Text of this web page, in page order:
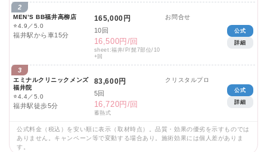
2
MEN’S BB福井高柳店
⭐4.9／5.0
福井駅から車15分
165,000円
10回
16,500円/回
sheet:福井/P/髭7部位/10
+回
お問合せ
公式
詳細
3
エミナルクリニックメンズ
福井院
⭐4.4／5.0
福井駅徒歩5分
83,600円
5回
16,720円/回
蓄熱式
クリスタルプロ
公式
詳細
公式料金（税込）を安い順に表示（取材時点）。品質・効果の優劣を示すものでは
ありません。キャンペーン等で変動する場合あり。施術効果には個人差がありま
す。